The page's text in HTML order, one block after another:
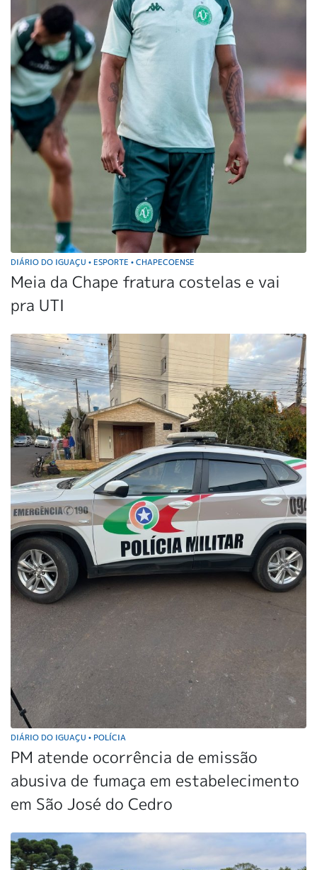
DIÁRIO DO IGUAÇU • ESPORTE • CHAPECOENSE
Meia da Chape fratura costelas e vai
pra UTI
DIÁRIO DO IGUAÇU • POLÍCIA
PM atende ocorrência de emissão
abusiva de fumaça em estabelecimento
em São José do Cedro